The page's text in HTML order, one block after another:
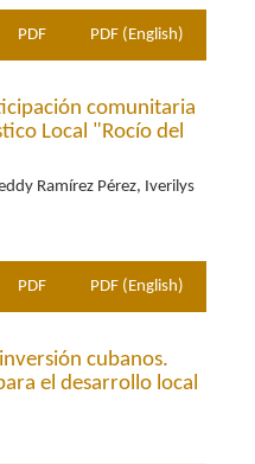
PDF PDF (English)
comunitaria
Local "Rocío del
Ramírez Pérez, Iverilys
PDF PDF (English)
cubanos.
el desarrollo local